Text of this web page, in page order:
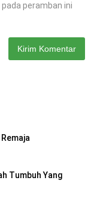
peramban ini
Tumbuh Yang